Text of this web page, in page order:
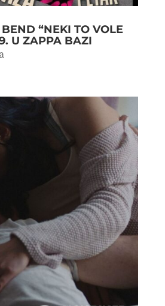
“NEKI TO VOLE
U ZAPPA BAZI